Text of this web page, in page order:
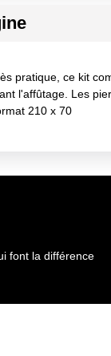
pratique, ce kit
l'affûtage. Les
210 x 70
font la différence